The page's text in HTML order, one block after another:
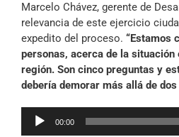
Marcelo Chávez, gerente de
relevancia de este ejercicio
expedito del proceso. “Estamos
personas, acerca de la situación
región. Son cinco preguntas y
debería demorar más allá de
Reproductor
00:00